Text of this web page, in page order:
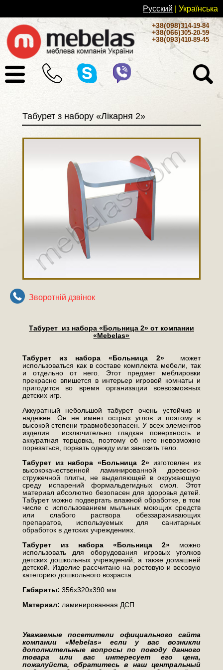
Русский | Українськa
+38(098)314-19-84
+38(066)305-20-59
+38(093)410-89-45
Табурет з набору «Лікарня 2»
Зворотнiй дзвiнок
Табурет из набора «Больница 2» от компании
«Mebelas»
Табурет из набора «Больница 2»
может
использоваться как в составе комплекта мебели, так
и отдельно от него. Этот предмет меблировки
прекрасно впишется в интерьер игровой комнаты и
пригодится во время организации всевозможных
детских игр.
Аккуратный небольшой табурет очень устойчив и
надежен. Он не имеет острых углов и поэтому в
высокой степени травмобезопасен. У всех элементов
изделия исключительно гладкая поверхность и
аккуратная торцовка, поэтому об него невозможно
порезаться, порвать одежду или занозить тело.
Табурет из набора «Больница 2» изготовлен из
высококачественной ламинированной древесно-
стружечной плиты, не выделяющей в окружающую
среду испарений формальдегидных смол. Этот
материал абсолютно безопасен для здоровья детей.
Табурет можно подвергать влажной обработке, в том
числе с использованием мыльных моющих средств
или слабого раствора обеззараживающих
препаратов, используемых для санитарных
обработок в детских учреждениях.
Табурет из набора «Больница 2» можно
использовать для оборудования игровых уголков
детских дошкольных учреждений, а также домашней
детской. Изделие рассчитано на ростовую и весовую
категорию дошкольного возраста.
Габариты: 356х320х390 мм
Материал: ламинированная ДСП
Уважаемые посетители официального сайта
компании «Mebelas» если у вас возникли
дополнительные вопросы по поводу данного
товара или вас интересует его цена,
пожалуйста, обратитесь в наш центральный